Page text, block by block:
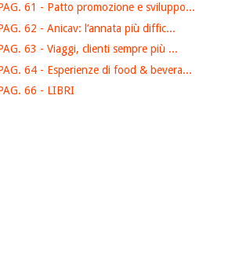
61 - Patto promozione e sviluppo...
62 - Anicav: l’annata più diffic...
63 - Viaggi, clienti sempre più ...
64 - Esperienze di food & bevera...
66 - LIBRI